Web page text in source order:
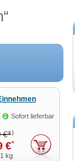
“
Sofort lieferbar
€4)
€*
kg